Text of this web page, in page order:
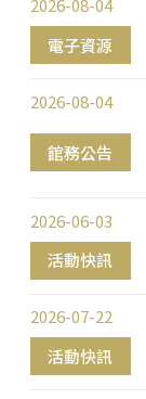
電子資源
2026-08-04
館務公告
2026-08-04
活動快訊
2026-06-03
活動快訊
2026-07-22